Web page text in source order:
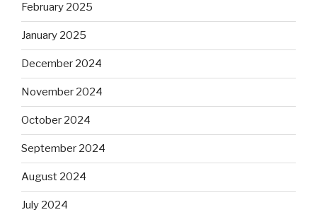
February 2025
January 2025
December 2024
November 2024
October 2024
September 2024
August 2024
July 2024